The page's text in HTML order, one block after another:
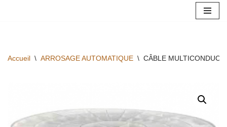
contenu
Accueil \ ARROSAGE AUTOMATIQUE \ CÂBLE